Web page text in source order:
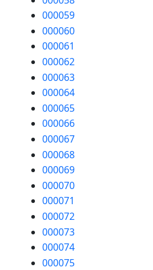
000059
000060
000061
000062
000063
000064
000065
000066
000067
000068
000069
000070
000071
000072
000073
000074
000075